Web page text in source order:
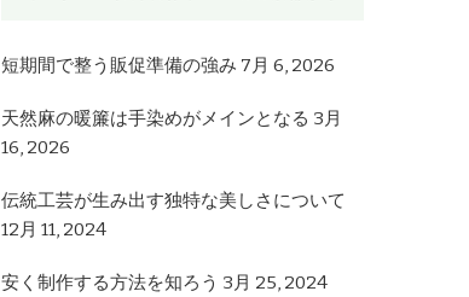
で
か
短期間で整う販促準備の強み 7月 6, 2026
天然麻の暖簾は手染めがメインとなる 3月
16, 2026
伝統工芸が生み出す独特な美しさについて
12月 11, 2024
安く制作する方法を知ろう 3月 25, 2024